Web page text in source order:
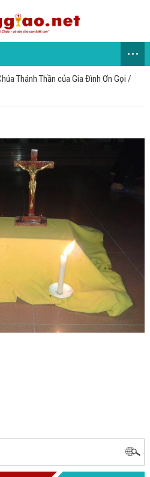
...
Thánh Thần của Gia Đình Ơn Gọi /